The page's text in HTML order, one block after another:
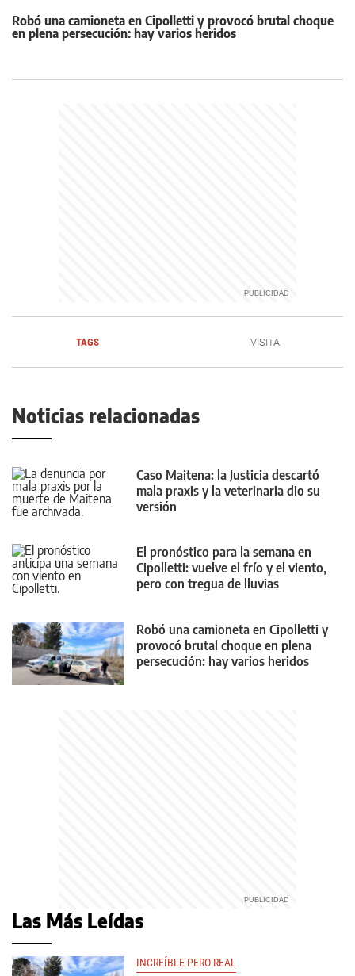
Robó una camioneta en Cipolletti y provocó brutal choque
en plena persecución: hay varios heridos
TAGS VISITA
Noticias relacionadas
Caso Maitena: la Justicia descartó
mala praxis y la veterinaria dio su
versión
El pronóstico para la semana en
Cipolletti: vuelve el frío y el viento,
pero con tregua de lluvias
Robó una camioneta en Cipolletti y
provocó brutal choque en plena
persecución: hay varios heridos
Las Más Leídas
INCREÍBLE PERO REAL